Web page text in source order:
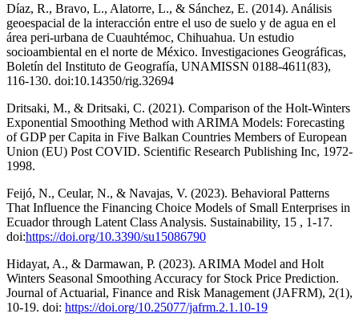
Díaz, R., Bravo, L., Alatorre, L., & Sánchez, E. (2014). Análisis
geoespacial de la interacción entre el uso de suelo y de agua en el
área peri-urbana de Cuauhtémoc, Chihuahua. Un estudio
socioambiental en el norte de México. Investigaciones Geográficas,
Boletín del Instituto de Geografía, UNAMISSN 0188-4611(83),
116-130. doi:10.14350/rig.32694
Dritsaki, M., & Dritsaki, C. (2021). Comparison of the Holt-Winters
Exponential Smoothing Method with ARIMA Models: Forecasting
of GDP per Capita in Five Balkan Countries Members of European
Union (EU) Post COVID. Scientific Research Publishing Inc, 1972-
1998.
Feijó, N., Ceular, N., & Navajas, V. (2023). Behavioral Patterns
That Influence the Financing Choice Models of Small Enterprises in
Ecuador through Latent Class Analysis. Sustainability, 15 , 1-17.
doi:https://doi.org/10.3390/su15086790
Hidayat, A., & Darmawan, P. (2023). ARIMA Model and Holt
Winters Seasonal Smoothing Accuracy for Stock Price Prediction.
Journal of Actuarial, Finance and Risk Management (JAFRM), 2(1),
10-19. doi: https://doi.org/10.25077/jafrm.2.1.10-19